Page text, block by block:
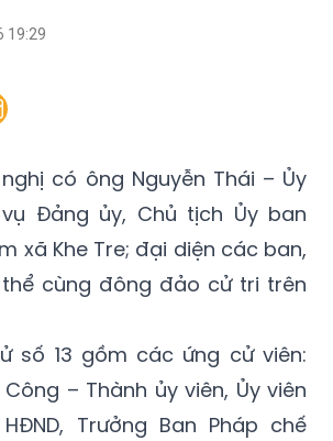
19:29
có ông Nguyễn Thái – Ủy
Đảng ủy, Chủ tịch Ủy ban
xã Khe Tre; đại diện các ban,
cùng đông đảo cử tri trên
số 13 gồm các ứng cử viên:
– Thành ủy viên, Ủy viên
Trưởng Ban Pháp chế